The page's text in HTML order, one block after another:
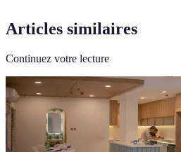
Articles similaires
Continuez votre lecture